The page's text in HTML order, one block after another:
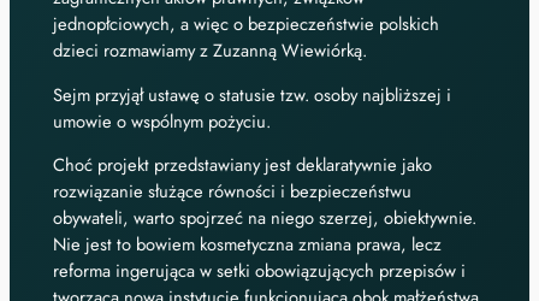
jednopłciowych, a więc o bezpieczeństwie polskich
dzieci rozmawiamy z Zuzanną Wiewiórką.
Sejm przyjął ustawę o statusie tzw. osoby najbliższej i
umowie o wspólnym pożyciu.
Choć projekt przedstawiany jest deklaratywnie jako
rozwiązanie służące równości i bezpieczeństwu
obywateli, warto spojrzeć na niego szerzej, obiektywnie.
Nie jest to bowiem kosmetyczna zmiana prawa, lecz
reforma ingerująca w setki obowiązujących przepisów i